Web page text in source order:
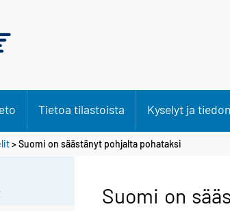
Tietoa tilastoista Kyselyt ja
> Suomi on säästänyt pohjalta pohataksi
Suomi on